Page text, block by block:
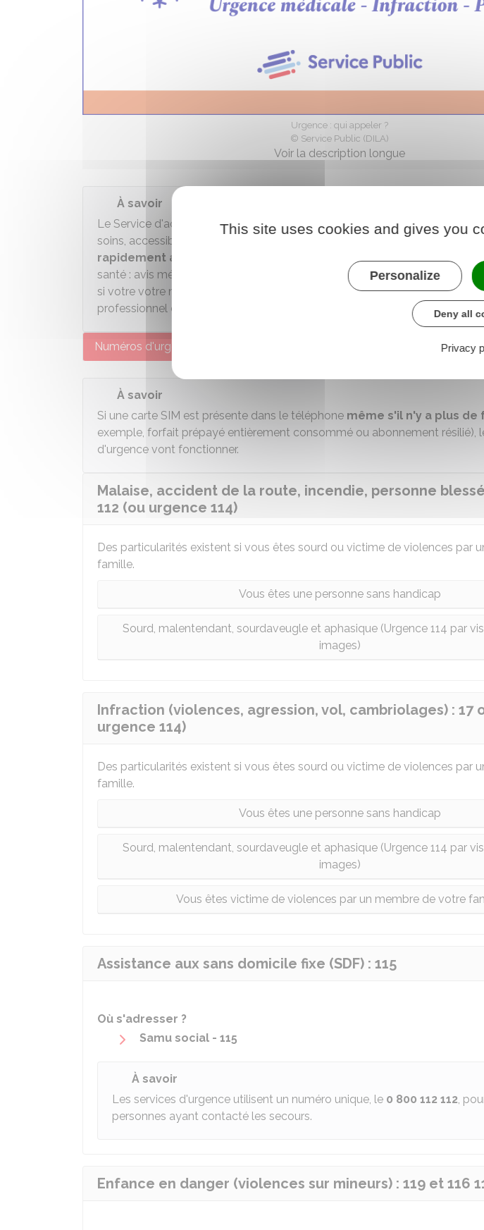
Urgence : qui appeler ?
© Service Public (DILA)
Voir la description longue
À savoir
Le Service d'accès aux soins (SAS) est un nouveau service d'orientation
soins, accessible en appelant le
nécessaire d'être
rapidement avec un soignant
pour une réponse
santé : avis médical, prescription, consultation, orientation vers d'autres
si votre votre médecin traitant n'est pas disponible, vous pouvez accéder
professionnel de santé.
Numéros d'urgence
À savoir
Si une carte SIM est présente dans le téléphone même s'il n'y a plus de
exemple, forfait prépayé entièrement consommé ou abonnement résilié),
d'urgence vont fonctionner.
Malaise, accident de la route, incendie, personne
112 (ou urgence 114)
Des particularités existent si vous êtes sourd ou victime de violences par
famille.
Vous êtes une personne sans handicap
Sourd, malentendant, sourdaveugle et aphasique (Urgence 114 par
images)
Infraction (violences, agression, vol, cambriolages) : 17
urgence 114)
Des particularités existent si vous êtes sourd ou victime de violences par
famille.
Vous êtes une personne sans handicap
Sourd, malentendant, sourdaveugle et aphasique (Urgence 114 par
images)
Vous êtes victime de violences par un membre de votre
Assistance aux sans domicile fixe (SDF) : 115
Où s'adresser ?
Samu social - 115
À savoir
Les services d'urgence utilisent un numéro unique, le 0 800 112 112,
personnes ayant contacté les secours.
Enfance en danger (violences sur mineurs) : 119 et 116
This site uses cookies and gives you
Personalize
Deny all
Privacy